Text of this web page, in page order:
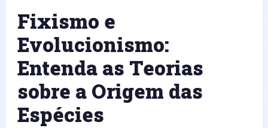
Fixismo e
Evolucionismo:
Entenda as Teorias
sobre a Origem das
Espécies